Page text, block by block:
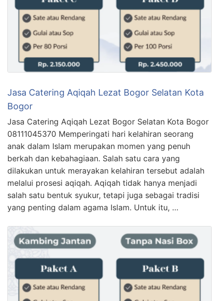
Jasa Catering Aqiqah Lezat Bogor Selatan Kota
Bogor
Jasa Catering Aqiqah Lezat Bogor Selatan Kota Bogor
08111045370 Memperingati hari kelahiran seorang
anak dalam Islam merupakan momen yang penuh
berkah dan kebahagiaan. Salah satu cara yang
dilakukan untuk merayakan kelahiran tersebut adalah
melalui prosesi aqiqah. Aqiqah tidak hanya menjadi
salah satu bentuk syukur, tetapi juga sebagai tradisi
yang penting dalam agama Islam. Untuk itu, …